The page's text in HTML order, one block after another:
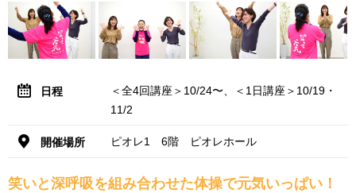
日程
＜全4回講座＞10/24〜、＜1日講座＞10/19・
11/2
開催場所 ピオレ1 6階 ピオレホール
笑いと深呼吸を組み合わせた体操で元気いっぱい！